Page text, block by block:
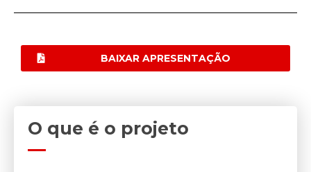
BAIXAR APRESENTAÇÃO
O que é o projeto